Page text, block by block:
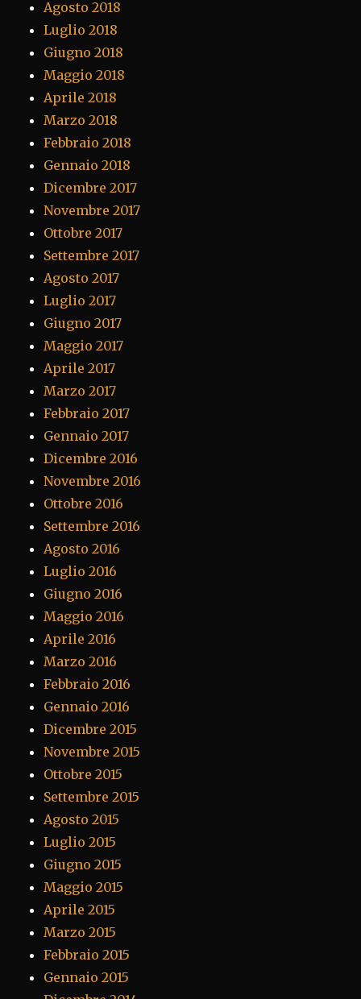
Agosto 2018
Luglio 2018
Giugno 2018
Maggio 2018
Aprile 2018
Marzo 2018
Febbraio 2018
Gennaio 2018
Dicembre 2017
Novembre 2017
Ottobre 2017
Settembre 2017
Agosto 2017
Luglio 2017
Giugno 2017
Maggio 2017
Aprile 2017
Marzo 2017
Febbraio 2017
Gennaio 2017
Dicembre 2016
Novembre 2016
Ottobre 2016
Settembre 2016
Agosto 2016
Luglio 2016
Giugno 2016
Maggio 2016
Aprile 2016
Marzo 2016
Febbraio 2016
Gennaio 2016
Dicembre 2015
Novembre 2015
Ottobre 2015
Settembre 2015
Agosto 2015
Luglio 2015
Giugno 2015
Maggio 2015
Aprile 2015
Marzo 2015
Febbraio 2015
Gennaio 2015